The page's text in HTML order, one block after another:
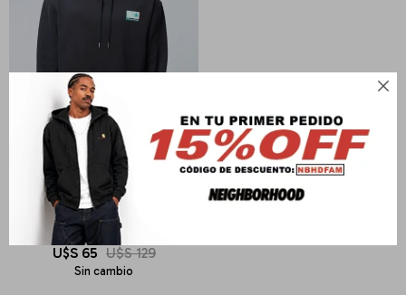

BLUE BANANA
BLACK VALLEY HOODIE
U$S 65 U$S 129
Sin cambio